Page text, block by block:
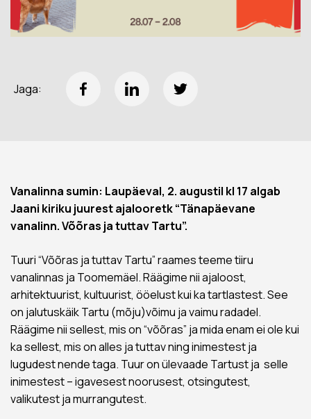
Jaga:
Vanalinna sumin: Laupäeval, 2. augustil kl 17 algab
Jaani kiriku juurest ajalooretk “Tänapäevane
vanalinn. Võõras ja tuttav Tartu”.
Tuuri “Võõras ja tuttav Tartu” raames teeme tiiru
vanalinnas ja Toomemäel. Räägime nii ajaloost,
arhitektuurist, kultuurist, ööelust kui ka tartlastest. See
on jalutuskäik Tartu (mõju)võimu ja vaimu radadel.
Räägime nii sellest, mis on “võõras” ja mida enam ei ole kui
ka sellest, mis on alles ja tuttav ning inimestest ja
lugudest nende taga. Tuur on ülevaade Tartust ja selle
inimestest – igavesest noorusest, otsingutest,
valikutest ja murrangutest.